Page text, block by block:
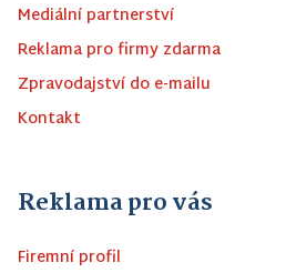
Mediální partnerství
Reklama pro firmy zdarma
Zpravodajství do e-mailu
Kontakt
Reklama pro vás
Firemní profil